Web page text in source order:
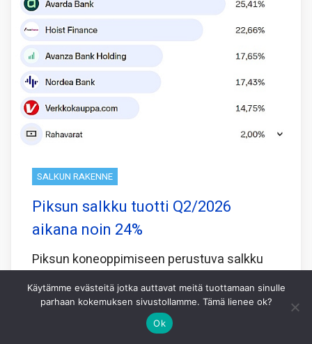
SALKUN RAKENNE
Piksun salkku tuotti Q2/2026
aikana noin 24%
Piksun koneoppimiseen perustuva salkku
pohjoismainen vertailuindeksi OMXN40
tuotti samaan aikaan 2,6%.
Käytämme evästeitä jotka auttavat meitä tuottamaan sinulle
parhaan kokemuksen sivustollamme. Tämä lienee ok?
Ok